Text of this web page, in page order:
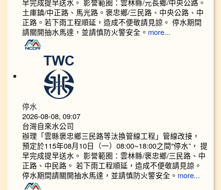
早完成提早送水。 影誉範圈：雲林縣/元長鄉/中央公路。
土庫鎮/中正路、馬光路。褒忠鄉/三民路、中央公路、中
正路。若下雨工程順延，造成不便敬請見諒。 停水期間
請關開抽水馬達，並請慎防火警安全。 more...
停水
2026-08-08, 09:07
台灣自來水公司
辦理「雲縣褒忠鄉三民路等汰換管線工程」管線改接，
預定於115年08月10日（一）08:00~18:00之間"停水”， 提
早完成提早送水。 影誉範圈：雲林縣/褒忠鄉/三民路、中
正路、中民路。 若下雨工程順延，造成不便敬請見諒。
停水期間請關開抽水馬達，並請慎防火警安全。 more...